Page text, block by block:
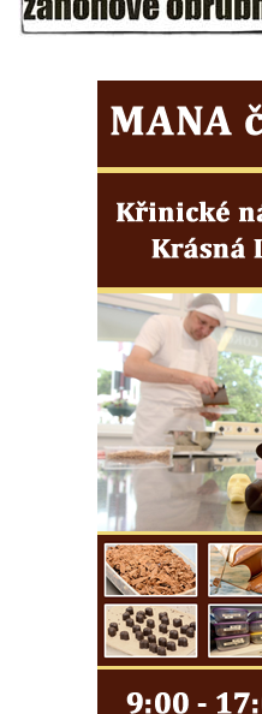
Pamětní deska Tomáše
Českých Budějovicích
Budějovicích
Socha žáby u rybníčku na
Kamenném Újezdě
Pamětní kámen družebních
Újezd a Krauchthal v parku
Kamenném Újezdě
Socha na náměstí J. V.
Velešíně
Pomník J. V. Kamarýta v
Velešíně
Pamětní deska arcibiskupa
vstupu do poutního místa
Plastika Koule v
Liberci
Pamětní deska Vojtěcha